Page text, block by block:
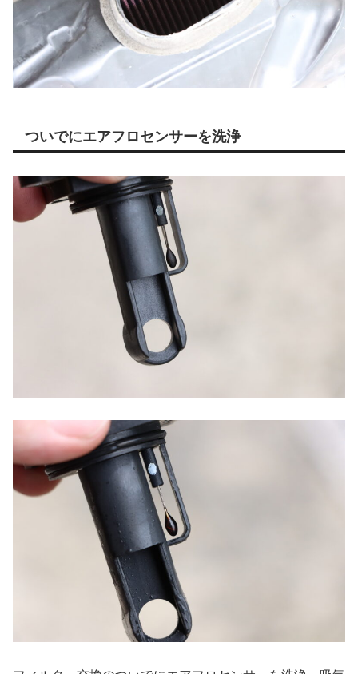
ついでにエアフロセンサーを洗浄